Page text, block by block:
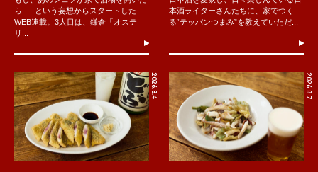
ら......という妄想からスタートした
WEB連載。3人目は、鎌倉「オステ
リ...
本酒ライターさんたちに、家でつく
る“テッパンつまみ”を教えていただ...
2026.8.4 2026.8.7